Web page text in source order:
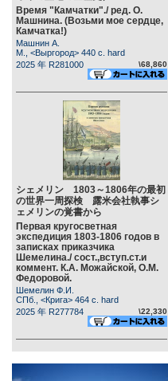
Время "Камчатки"./ ред. О.
Машнина. (Возьми мое сердце,
Камчатка!)
Машнин А.
М., <Выргород> 440 c. hard
2025 年 R281000
\68,860
シェメリン 1803～1806年の最初
の世界一周探検 露米会社執事シ
ェメリンの覚書から
Первая кругосветная
экспедиция 1803-1806 годов в
записках приказчика
Шемелина./ сост.,вступ.ст.и
коммент. К.А. Можайской, О.М.
Федоровой.
Шемелин Ф.И.
СПб., <Крига> 464 c. hard
2025 年 R277784
\22,330